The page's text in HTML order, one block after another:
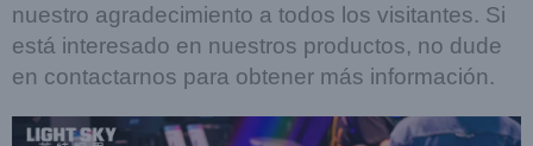
nuestro agradecimiento a todos los visitantes. Si
está interesado en nuestros productos, no dude
en contactarnos para obtener más información.